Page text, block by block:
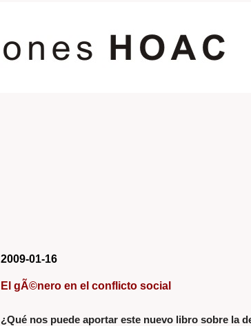
2009-01-16
El gÃ©nero en el conflicto social
¿Qué nos puede aportar este nuevo libro sobre la